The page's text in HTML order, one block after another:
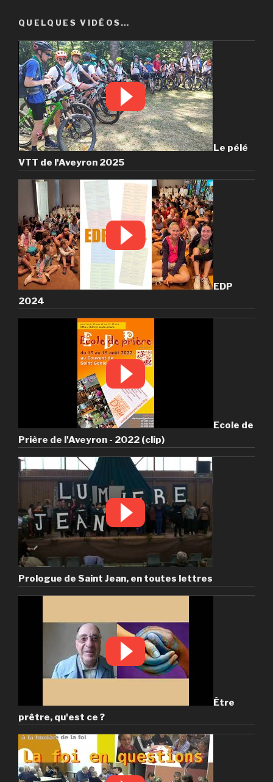
QUELQUES VIDÉOS…
Le pélé
VTT de l'Aveyron 2025
EDP
2024
Ecole de
Prière de l'Aveyron - 2022 (clip)
Prologue de Saint Jean, en toutes lettres
Être
prêtre, qu'est ce ?